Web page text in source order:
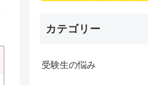
カテゴリー
受験生の悩み